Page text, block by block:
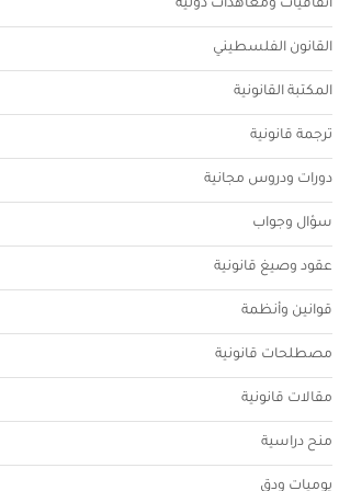
اتفاقيات ومعاهدات دولية
القانون الفلسطيني
المكتبة القانونية
ترجمة قانونية
دورات ودروس مجانية
سؤال وجواب
عقود وصيغ قانونية
قوانين وأنظمة
مصطلحات قانونية
مقالات قانونية
منح دراسية
يوميات ودق